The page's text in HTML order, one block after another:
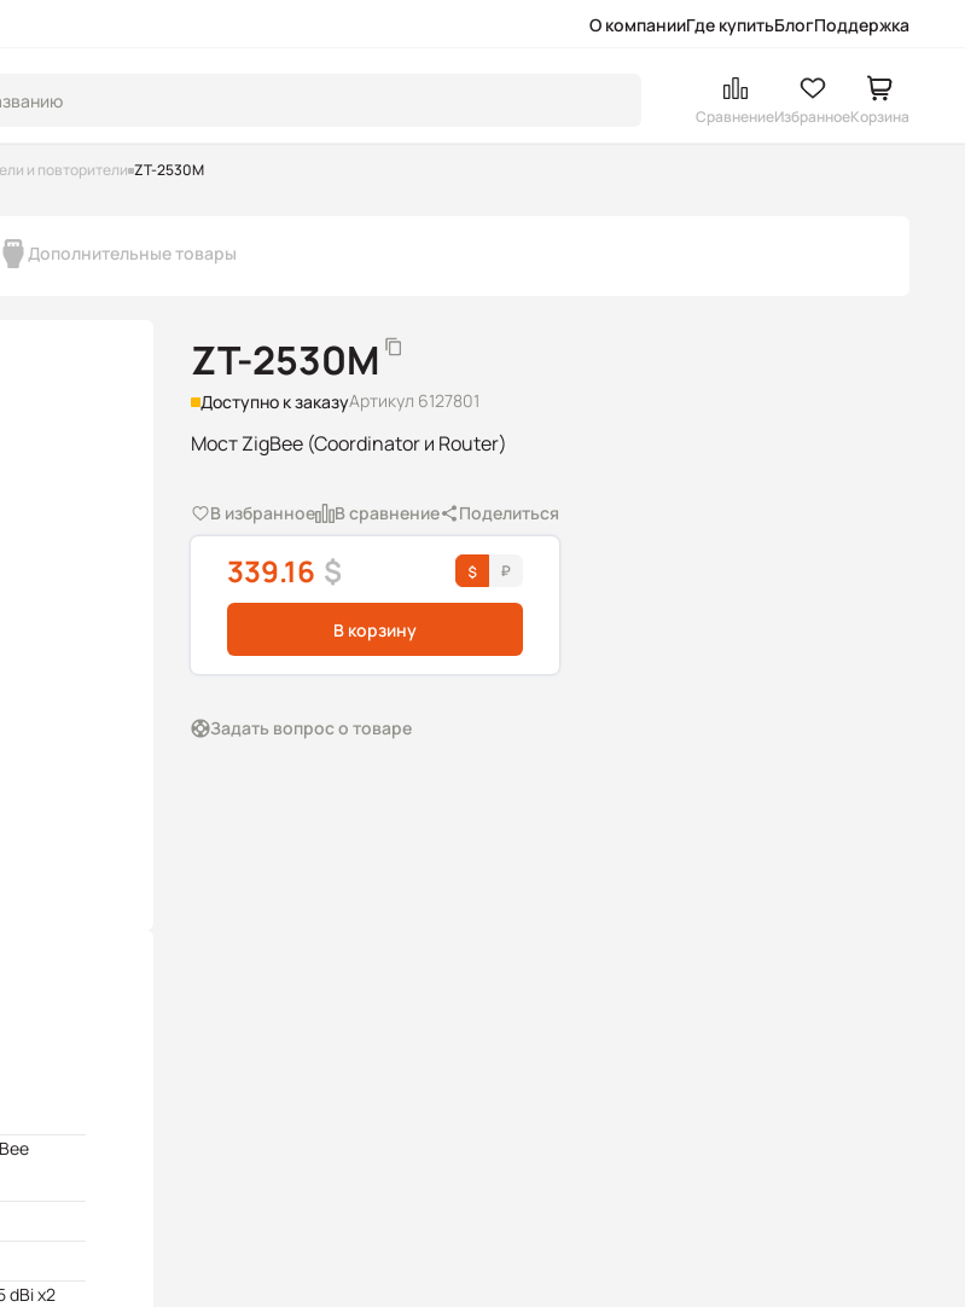
О компанииГде купитьБлогПоддержка
СравнениеИзбранноеКорзина
и повторители ZT-2530M
Дополнительные товары
ZT-2530M
Доступно к заказуАртикул 6127801
Мост ZigBee (Coordinator и Router)
В избранное В сравнение Поделиться
339.16 $
В корзину
Задать вопрос о товаре
dBi x2